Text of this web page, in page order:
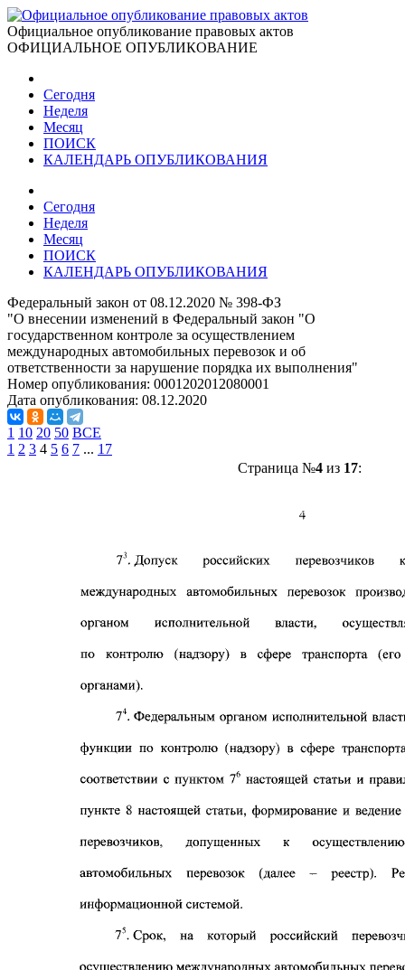
Официальное опубликование правовых актов
ОФИЦИАЛЬНОЕ ОПУБЛИКОВАНИЕ
Сегодня
Неделя
Месяц
ПОИСК
КАЛЕНДАРЬ ОПУБЛИКОВАНИЯ
Сегодня
Неделя
Месяц
ПОИСК
КАЛЕНДАРЬ ОПУБЛИКОВАНИЯ
Федеральный закон от 08.12.2020 № 398-ФЗ
"О внесении изменений в Федеральный закон "О
государственном контроле за осуществлением
международных автомобильных перевозок и об
ответственности за нарушение порядка их выполнения"
Номер опубликования: 0001202012080001
Дата опубликования: 08.12.2020
1 10 20 50 ВСЕ
1 2 3 4 5 6 7 ... 17
Страница №4из 17: